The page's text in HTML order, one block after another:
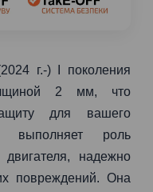
г.-) I поколения
2 мм, что
для вашего
выполняет роль
надежно
повреждений. Она